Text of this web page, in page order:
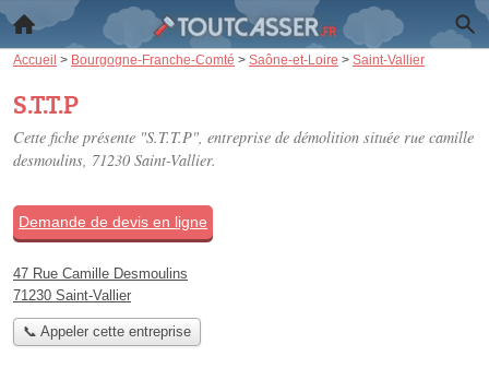
Accueil > Bourgogne-Franche-Comté > Saône-et-Loire > Saint-Vallier
S.T.T.P
Cette fiche présente "S.T.T.P", entreprise de démolition située rue camille
desmoulins, 71230 Saint-Vallier.
Demande de devis en ligne
47 Rue Camille Desmoulins
71230 Saint-Vallier
📞 Appeler cette entreprise